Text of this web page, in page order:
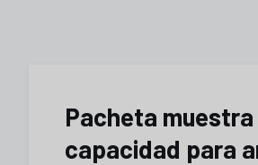
Pacheta muestra
capacidad para